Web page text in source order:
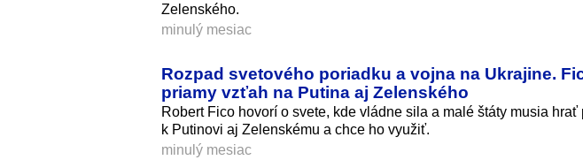
Zelenského.
minulý mesiac
Rozpad svetového poriadku a vojna na Ukrajine.
priamy vzťah na Putina aj Zelenského
Robert Fico hovorí o svete, kde vládne sila a malé štáty musia
k Putinovi aj Zelenskému a chce ho využiť.
minulý mesiac